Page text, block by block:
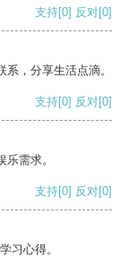
支持[0] 反对[0]
，分享生活点滴。
支持[0] 反对[0]
需求。
支持[0] 反对[0]
习心得。